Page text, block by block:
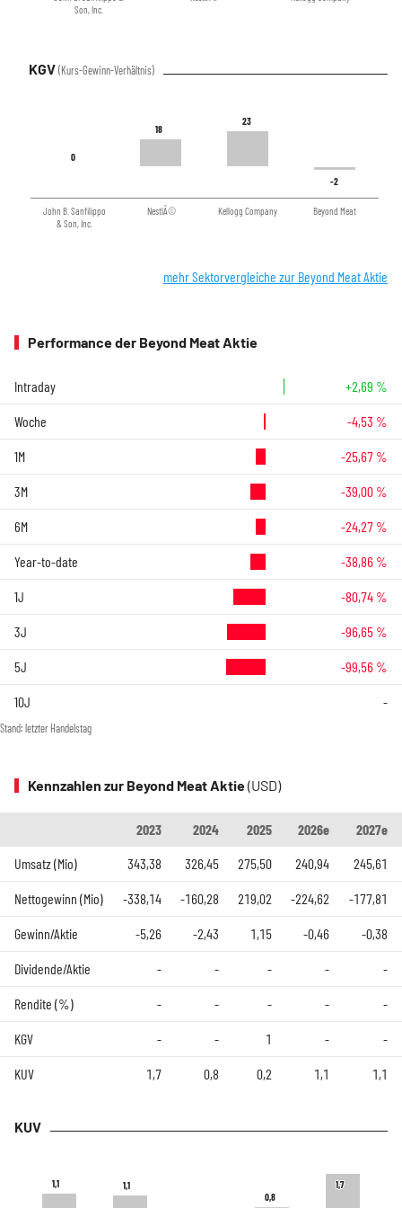
Son, Inc.
KGV (Kurs-Gewinn-Verhältnis)
0
0
18
18
23
23
-2
-2
John B. Sanfilippo
& Son, Inc.
NestlÃ© Kellogg Company Beyond Meat
mehr Sektorvergleiche zur Beyond Meat Aktie
Performance der Beyond Meat Aktie
Intraday +2,69 %
Woche -4,53 %
1M -25,67 %
3M -39,00 %
6M -24,27 %
Year-to-date -38,86 %
1J -80,74 %
3J -96,65 %
5J -99,56 %
10J -
Stand: letzter Handelstag
Kennzahlen zur Beyond Meat Aktie(USD)
2023 2024 2025 2026e
2027e
Umsatz (Mio)
343,38 326,45 275,50 240,94 245,61
Nettogewinn (Mio) -338,14 -160,28 219,02 -224,62 -177,81
Gewinn/Aktie -5,26 -2,43 1,15 -0,46 -0,38
Dividende/Aktie - - - - -
Rendite (%) - - - - -
KGV - - 1 - -
KUV 1,7 0,8 0,2 1,1 1,1
KUV
1,1
1,1 1,1
1,1
0,8
0,8
1,7
1,7